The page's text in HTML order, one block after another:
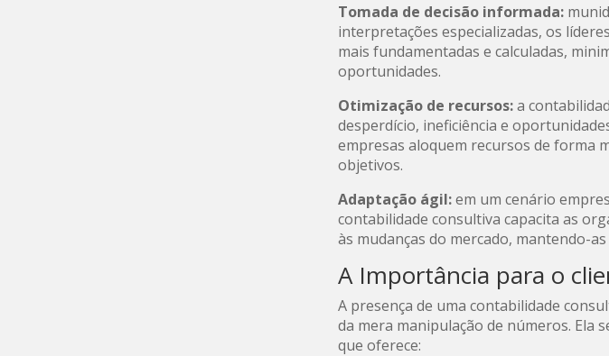
Tomada de decisão informada:
interpretações especializadas, os
mais fundamentadas e calculadas,
oportunidades.
Otimização de recursos:a
desperdício, ineficiência e
empresas aloquem recursos de forma
objetivos.
Adaptação ágil:em um cenário
contabilidade consultiva capacita as
às mudanças do mercado, mantendo-
A Importância para o
A presença de uma contabilidade
da mera manipulação de números. Ela
que oferece: